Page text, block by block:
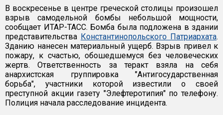
В воскресенье в центре греческой столицы произошел
взрыв самодельной бомбы небольшой мощности,
сообщает ИТАР-ТАСС. Бомба была подложена в здании
представительства Константинопольского Патриархата.
Зданию нанесен материальный ущерб. Взрыв привел к
пожару, к счастью, обошедшемуся без человеческих
жертв. Ответственность за теракт взяла на себя
анархистская группировка "Антигосударственная
борьба", участники которой известили о своей
преступной акции газету "Элефтеротипия" по телефону.
Полиция начала расследование инцидента.